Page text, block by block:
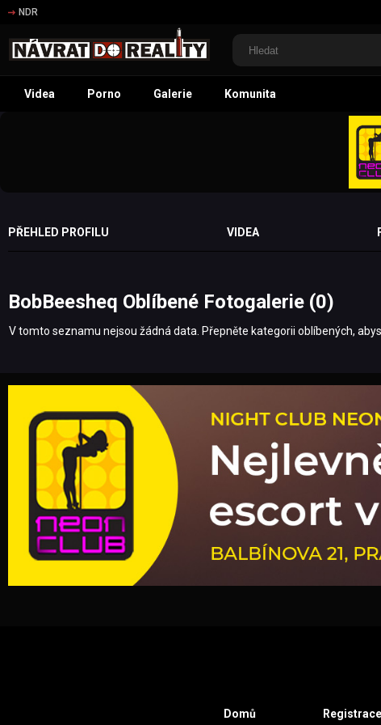
NDR
Videa Porno Galerie Komunita
PŘEHLED PROFILU VIDEA
BobBeesheq Oblíbené Fotogalerie (0)
V tomto seznamu nejsou žádná data. Přepněte kategorii oblíbených,
Domů Registrace